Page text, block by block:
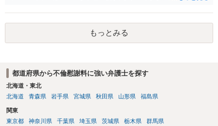
かと思います。有責配偶者ですので相手方からの離婚は拒否しても仮
に訴訟されても法的に成立しません。質問５は認知すると養育費支払
い、相続権が発生します。合意があれば法的に可能ですが法律で強制
することはできません。質問６は可能です。質問７は不貞行為の写真
もっとみる
都道府県から不倫慰謝料に強い弁護士を探す
北海道・東北
北海道
青森県 岩手県 宮城県 秋田県 山形県 福島県
関東
東京都
神奈川県 千葉県 埼玉県 茨城県 栃木県 群馬県